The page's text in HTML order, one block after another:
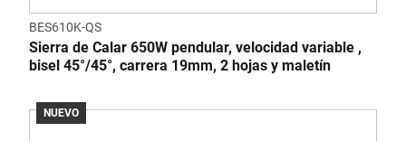
BES610K-QS
Sierra de Calar 650W pendular, velocidad variable ,
bisel 45°/45°, carrera 19mm, 2 hojas y maletín
NUEVO